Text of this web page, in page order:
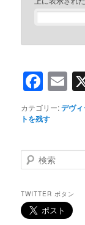
カテゴリー:デヴ
トを残す
検
索
TWITTER ボタン